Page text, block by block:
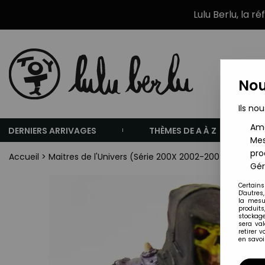
Lulu Berlu, la
DERNIERS ARRIVAGES THÈMES DE A À Z
Accueil > Maitres de l'Univers (Série 200X 2002-2007)
Ils
la
sera
retirer
en